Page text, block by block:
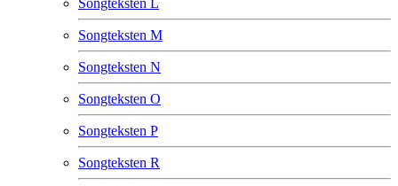
Songteksten L
Songteksten M
Songteksten N
Songteksten O
Songteksten P
Songteksten R